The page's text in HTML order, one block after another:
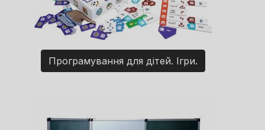
Програмування для дітей. Ігри.